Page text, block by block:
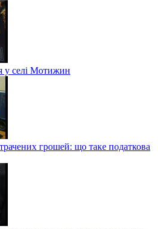
у селі Мотижин
грошей: що таке податкова